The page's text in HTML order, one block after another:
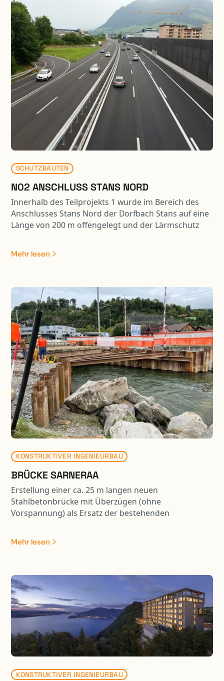
Neue Fahrleitungsfundamente - Instandsetzung und
Umbau Bahnübergänge (Strail-Platten,
Kabelschächte, Kabelrohranlage) - Ersatz Zäune und
Fahrzeugrückhaltesysteme - Abschnittslängen:
Oberdorf 640m, Wolfenschiessen 100m, Dörfli
1‘700m.
SCHUTZBAUTEN
N02 ANSCHLUSS STANS NORD
Innerhalb des Teilprojekts 1 wurde im Bereich des
Anschlusses Stans Nord der Dorfbach Stans auf eine
Länge von 200 m offengelegt und der Lärmschutz
integrierten Hochwasserentlastungen.
Mehr lesen
KONSTRUKTIVER INGENIEURBAU
BRÜCKE SARNERAA
Erstellung einer ca. 25 m langen neuen
Stahlbetonbrücke mit Überzügen (ohne
Vorspannung) als Ersatz der bestehenden
seitlich hergestellt und mit einem 700 to
Gittermastkran an die effektive Position versetzt. Das
Abbruch bestehende Brücke - Neubau Widerlager
mittels Umspundung / Pfählung usw.; davon 1 WL im
Nahbereich der Zentralbahn - Brückenplatte mittels
Kran versetzen - Vorarbeiten Gewässer usw. für
spätere Aufweitung und Renaturierung Sarneraa -
Umlegung Langsamverkehrswege - Anpassung
bestehende Kantonsstrasse an neue Situation
Mehr lesen
KONSTRUKTIVER INGENIEURBAU